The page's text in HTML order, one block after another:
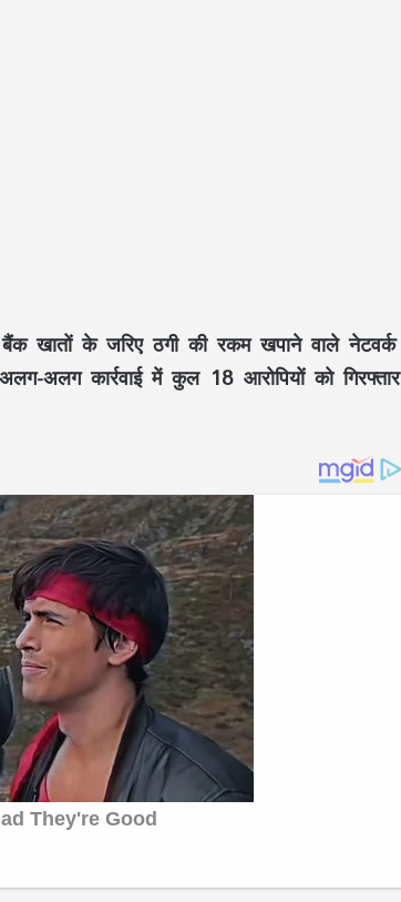
खातों के जरिए ठगी की रकम खपाने वाले नेटवर्क
अलग कार्रवाई में कुल 18 आरोपियों को गिरफ्तार